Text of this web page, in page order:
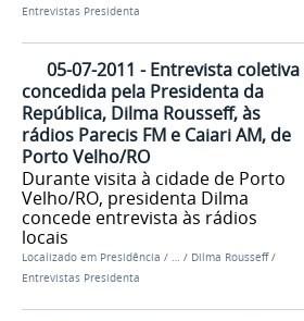
Entrevistas Presidenta
05-07-2011 - Entrevista coletiva
concedida pela Presidenta da
República, Dilma Rousseff, às
rádios Parecis FM e Caiari AM, de
Porto Velho/RO
Durante visita à cidade de Porto
Velho/RO, presidenta Dilma
concede entrevista às rádios
locais
Localizado em Presidência / … / Dilma Rousseff /
Entrevistas Presidenta